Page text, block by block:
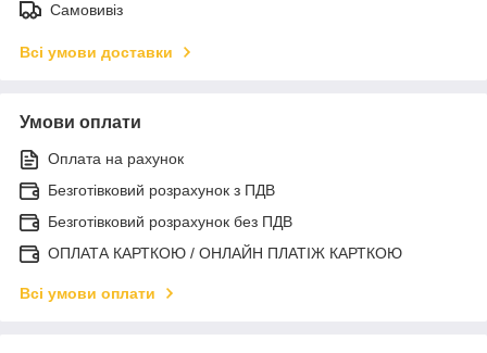
Самовивіз
Всі умови доставки
Умови оплати
Оплата на рахунок
Безготівковий розрахунок з ПДВ
Безготівковий розрахунок без ПДВ
ОПЛАТА КАРТКОЮ / ОНЛАЙН ПЛАТІЖ КАРТКОЮ
Всі умови оплати